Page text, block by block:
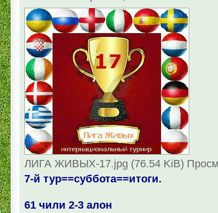
ЛИГА ЖИВЫХ-17.jpg (76.54 KiB)
7-й тур==суббота==итоги.
61 чили 2-3 алон